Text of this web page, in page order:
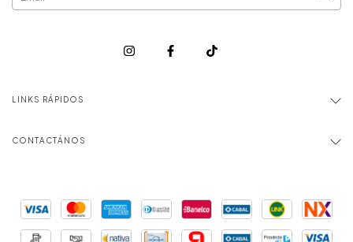
LINKS RÁPIDOS
CONTACTÁNOS